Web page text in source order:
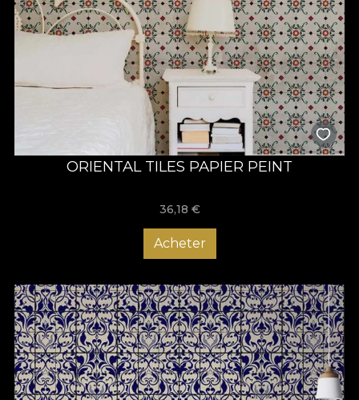
ORIENTAL TILES PAPIER PEINT
36,18 €
Acheter